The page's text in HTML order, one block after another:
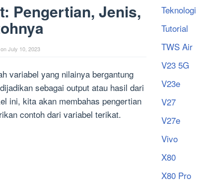
Pengertian, Jenis,
July 10, 2023
variabel yang nilainya bergantung
sebagai output atau hasil dari
ini, kita akan membahas pengertian
contoh dari variabel terikat.
Teknologi
Tutorial
TWS Air
V23 5G
V23e
V27
V27e
Vivo
X80
X80 Pro